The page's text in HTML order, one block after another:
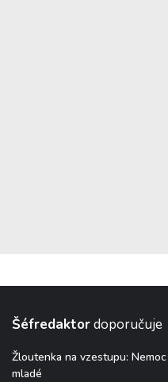
Šéfredaktordoporučuje
Žloutenka na vzestupu:
mladé